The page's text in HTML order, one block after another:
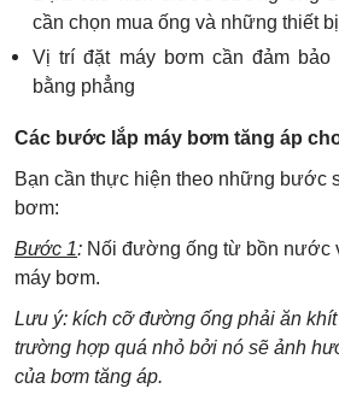
cần chọn mua ống và những thiết
Vị trí đặt máy bơm cần đảm bảo
bằng phẳng
Các bước lắp máy bơm tăng áp
Bạn cần thực hiện theo những bước
bơm:
Bước 1: Nối đường ống từ bồn nước
máy bơm.
Lưu ý: kích cỡ đường ống phải ăn
trường hợp quá nhỏ bởi nó sẽ ảnh
của bơm tăng áp.